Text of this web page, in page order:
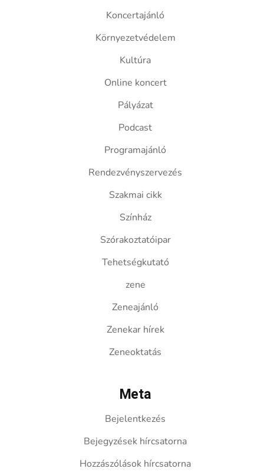
Koncertajánló
Környezetvédelem
Kultúra
Online koncert
Pályázat
Podcast
Programajánló
Rendezvényszervezés
Szakmai cikk
Színház
Szórakoztatóipar
Tehetségkutató
zene
Zeneajánló
Zenekar hírek
Zeneoktatás
Meta
Bejelentkezés
Bejegyzések hírcsatorna
Hozzászólások hírcsatorna